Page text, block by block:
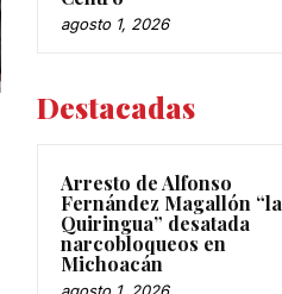
agosto 1, 2026
Destacadas
Arresto de Alfonso
Fernández Magallón “la
Quiringua” desatada
narcobloqueos en
Michoacán
agosto 1, 2026